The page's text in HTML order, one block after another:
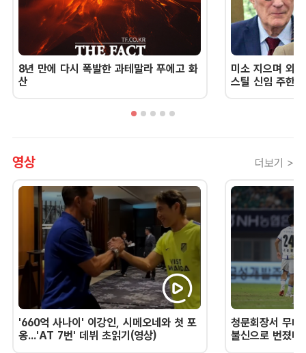
8년 만에 다시 폭발한 과테말라 푸에고 화
산
미소 지으며 외
스틸 신임 주한
영상 더보기 >
'660억 사나이' 이강인, 시메오네와 첫 포
옹...'AT 7번' 데뷔 초읽기(영상)
청문회장서 무너
불신으로 번졌